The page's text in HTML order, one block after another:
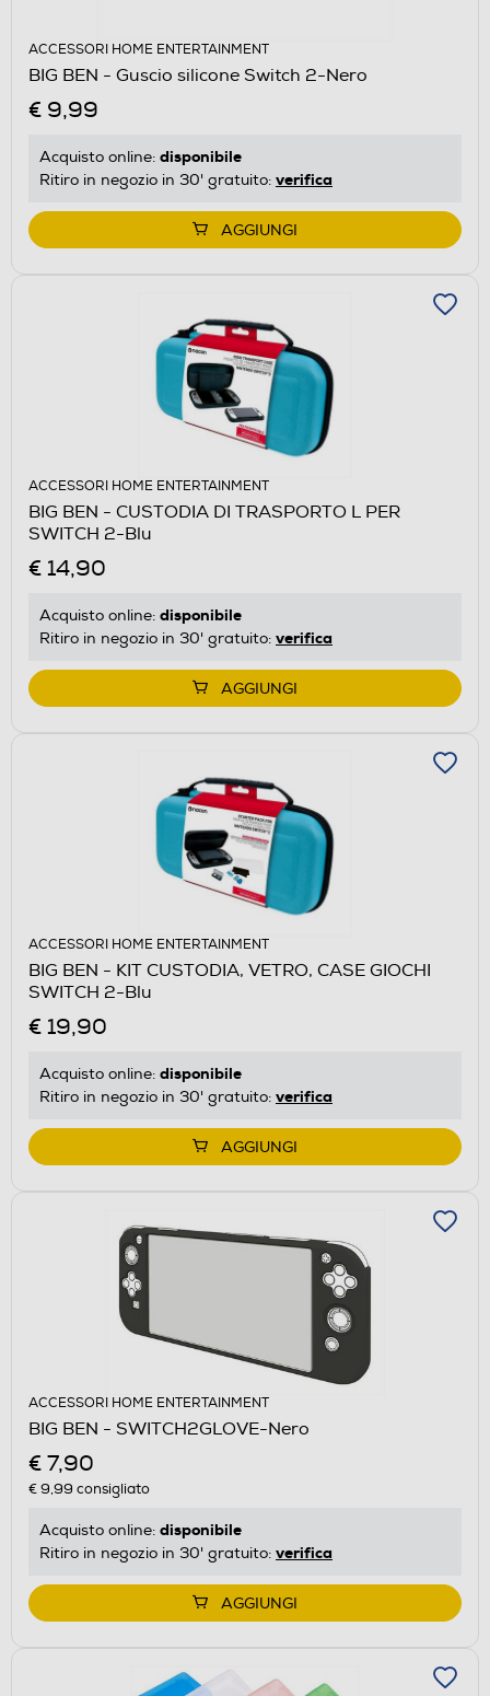
ACCESSORI HOME ENTERTAINMENT
BIG BEN - Guscio silicone Switch 2-Nero
€ 9,99
Acquisto online: disponibile
Ritiro in negozio in 30' gratuito: verifica
AGGIUNGI
ACCESSORI HOME ENTERTAINMENT
BIG BEN - CUSTODIA DI TRASPORTO L PER
SWITCH 2-Blu
€ 14,90
Acquisto online: disponibile
Ritiro in negozio in 30' gratuito: verifica
AGGIUNGI
ACCESSORI HOME ENTERTAINMENT
BIG BEN - KIT CUSTODIA, VETRO, CASE GIOCHI
SWITCH 2-Blu
€ 19,90
Acquisto online: disponibile
Ritiro in negozio in 30' gratuito: verifica
AGGIUNGI
ACCESSORI HOME ENTERTAINMENT
BIG BEN - SWITCH2GLOVE-Nero
€ 7,90
€ 9,99 consigliato
Acquisto online: disponibile
Ritiro in negozio in 30' gratuito: verifica
AGGIUNGI